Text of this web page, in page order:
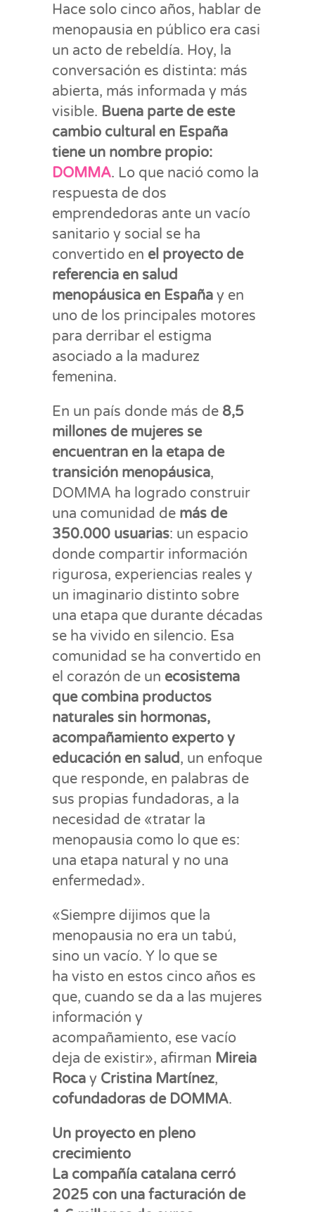
Hace solo cinco años, hablar de
menopausia en público era casi
un acto de rebeldía. Hoy, la
conversación es distinta: más
abierta, más informada y más
visible. Buena parte de este
cambio cultural en España
tiene un nombre propio:
DOMMA. Lo que nació como la
respuesta de dos
emprendedoras ante un vacío
sanitario y social se ha
convertido en el proyecto de
referencia en salud
menopáusica en España y en
uno de los principales motores
para derribar el estigma
asociado a la madurez
femenina.
En un país donde más de 8,5
millones de mujeres se
encuentran en la etapa de
transición menopáusica,
DOMMA ha logrado construir
una comunidad de más de
350.000 usuarias: un espacio
donde compartir información
rigurosa, experiencias reales y
un imaginario distinto sobre
una etapa que durante décadas
se ha vivido en silencio. Esa
comunidad se ha convertido en
el corazón de un ecosistema
que combina productos
naturales sin hormonas,
acompañamiento experto y
educación en salud, un enfoque
que responde, en palabras de
sus propias fundadoras, a la
necesidad de «tratar la
menopausia como lo que es:
una etapa natural y no una
enfermedad».
«Siempre dijimos que la
menopausia no era un tabú,
sino un vacío. Y lo que se
ha visto en estos cinco años es
que, cuando se da a las mujeres
información y
acompañamiento, ese vacío
deja de existir», afirman Mireia
Roca y Cristina Martínez,
cofundadoras de DOMMA.
Un proyecto en pleno
crecimiento
La compañía catalana cerró
2025 con una facturación de